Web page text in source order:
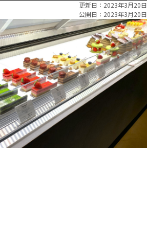
更新日
2023年3月20日
公開日
2023年3月20日